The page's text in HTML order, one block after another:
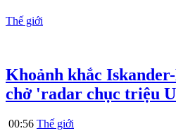
Thế giới
Khoảnh khắc
chở 'radar chục triệu
00:56 Thế giới